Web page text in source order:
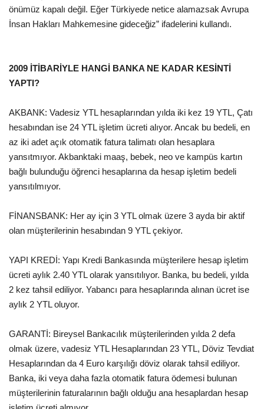
önümüz kapalı değil. Eğer Türkiyede netice alamazsak Avrupa
İnsan Hakları Mahkemesine gideceğiz” ifadelerini kullandı.
2009 İTİBARİYLE HANGİ BANKA NE KADAR KESİNTİ
YAPTI?
AKBANK: Vadesiz YTL hesaplarından yılda iki kez 19 YTL, Çatı
hesabından ise 24 YTL işletim ücreti alıyor. Ancak bu bedeli, en
az iki adet açık otomatik fatura talimatı olan hesaplara
yansıtmıyor. Akbanktaki maaş, bebek, neo ve kampüs kartın
bağlı bulunduğu öğrenci hesaplarına da hesap işletim bedeli
yansıtılmıyor.
FİNANSBANK: Her ay için 3 YTL olmak üzere 3 ayda bir aktif
olan müşterilerinin hesabından 9 YTL çekiyor.
YAPI KREDİ: Yapı Kredi Bankasında müşterilere hesap işletim
ücreti aylık 2.40 YTL olarak yansıtılıyor. Banka, bu bedeli, yılda
2 kez tahsil ediliyor. Yabancı para hesaplarında alınan ücret ise
aylık 2 YTL oluyor.
GARANTİ: Bireysel Bankacılık müşterilerinden yılda 2 defa
olmak üzere, vadesiz YTL Hesaplarından 23 YTL, Döviz Tevdiat
Hesaplarından da 4 Euro karşılığı döviz olarak tahsil ediliyor.
Banka, iki veya daha fazla otomatik fatura ödemesi bulunan
müşterilerinin faturalarının bağlı olduğu ana hesaplardan hesap